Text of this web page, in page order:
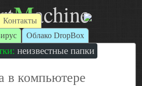
Machine
Контакты
Облако DropBox
неизвестные папки
в компьютере